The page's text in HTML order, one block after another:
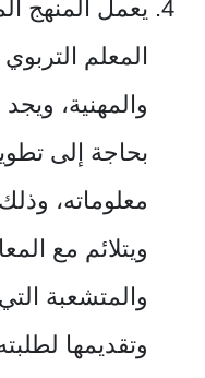
يعمل المنهج
المعلم
والمهنية،
بحاجة إلى
معلوماته،
ويتلائم مع
والمتشعبة
وتقديمها